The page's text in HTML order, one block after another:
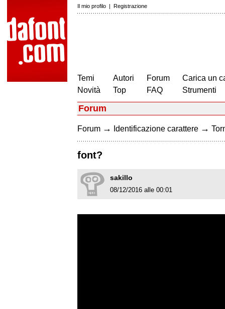
Il mio profilo | Registrazione
Temi
Novità
Autori
Top
Forum
FAQ
Carica un
Strumenti
Forum
Forum → Identificazione carattere →
font?
sakillo
08/12/2016 alle 00:01